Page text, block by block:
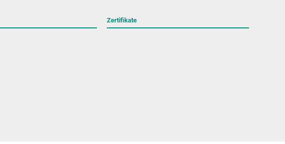
Zertifikate